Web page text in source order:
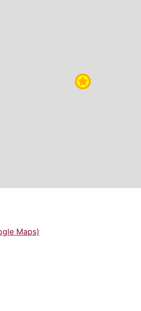
Maps)